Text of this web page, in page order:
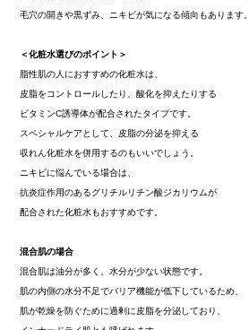
毛穴の開きや黒ずみ、ニキビが気になる傾向もあります。
＜化粧水選びのポイント＞
脂性肌の人におすすめの化粧水は、
皮脂をコントロールしたり、酸化を抑えたりする
ビタミンC誘導体が配合されたタイプです。
スペシャルケアとして、皮脂の分泌を抑える
収れん化粧水を併用するのもいいでしょう。
ニキビに悩んでいる場合は、
抗炎症作用のあるグリチルリチン酸ジカリウムが
配合された化粧水もおすすめです。
混合肌の場合
混合肌は油分が多く、水分が少ない状態です。
肌の内側の水分不足でバリア機能が低下しているため、
肌が乾燥を防ぐために過剰に皮脂を分泌しており、